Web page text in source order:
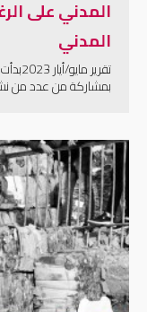
المدني على
المدني
بمشاركة من عدد من